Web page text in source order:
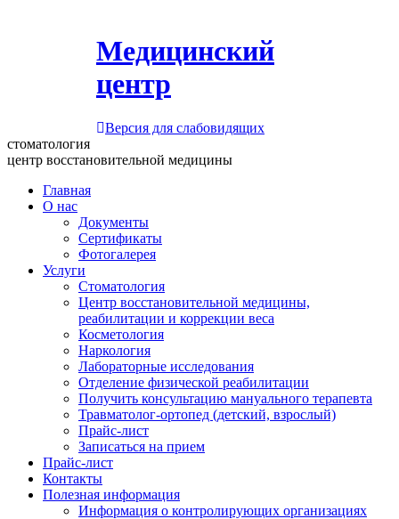
Медицинский
центр
Версия для слабовидящих
стоматология
центр восстановительной медицины
Главная
О нас
Документы
Сертификаты
Фотогалерея
Услуги
Стоматология
Центр восстановительной медицины,
реабилитации и коррекции веса
Косметология
Наркология
Лабораторные исследования
Отделение физической реабилитации
Получить консультацию мануального терапевта
Травматолог-ортопед (детский, взрослый)
Прайс-лист
Записаться на прием
Прайс-лист
Контакты
Полезная информация
Информация о контролирующих организациях